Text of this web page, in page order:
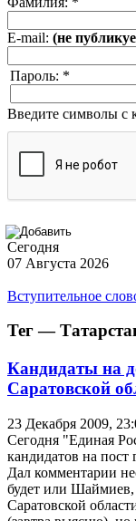
E-mail: (не
Пароль: *
Введите символы с
Сегодня
07 Августа 2026
Вступительное
Тег —
Кандидаты на
Саратовской
23 Декабря 2009,
Сегодня "Единая
кандидатов на пост
Дал комментарии
будет или
Саратовской